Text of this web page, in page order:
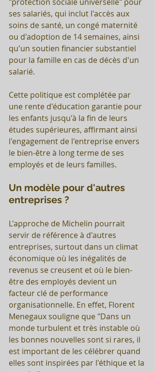
ses salariés, qui inclut l'accès aux
soins de santé, un congé maternité
ou d'adoption de 14 semaines, ainsi
qu'un soutien financier substantiel
pour la famille en cas de décès d'un
salarié.
Cette politique est complétée par
une rente d'éducation garantie pour
les enfants jusqu'à la fin de leurs
études supérieures, affirmant ainsi
l'engagement de l'entreprise envers
le bien-être à long terme de ses
employés et de leurs familles.
Un modèle pour d'autres
entreprises ?
L'approche de Michelin pourrait
servir de référence à d'autres
entreprises, surtout dans un climat
économique où les inégalités de
revenus se creusent et où le bien-
être des employés devient un
facteur clé de performance
organisationnelle. En effet, Florent
Menegaux souligne que "Dans un
monde turbulent et très instable où
les bonnes nouvelles sont si rares, il
est important de les célébrer quand
elles sont inspirées par l'éthique et la